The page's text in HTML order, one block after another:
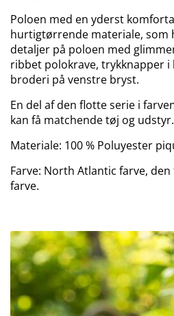
Poloen med en yderst
hurtigtørrende materiale, som
detaljer på poloen med
ribbet polokrave, trykknapper i
broderi på venstre bryst.
En del af den flotte serie i
kan få matchende tøj og udstyr.
Materiale: 100 % Poluyester
Farve: North Atlantic farve,
farve.